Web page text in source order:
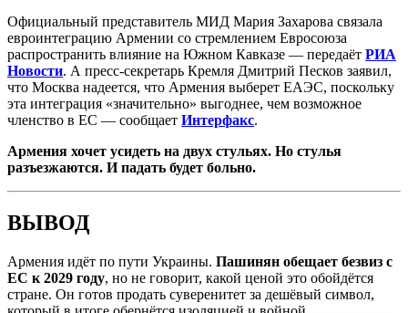
Официальный представитель МИД Мария Захарова связала
евроинтеграцию Армении со стремлением Евросоюза
распространить влияние на Южном Кавказе — передаёт РИА
Новости. А пресс-секретарь Кремля Дмитрий Песков заявил,
что Москва надеется, что Армения выберет ЕАЭС, поскольку
эта интеграция «значительно» выгоднее, чем возможное
членство в ЕС — сообщает Интерфакс.
Армения хочет усидеть на двух стульях. Но стулья
разъезжаются. И падать будет больно.
ВЫВОД
Армения идёт по пути Украины. Пашинян обещает безвиз с
ЕС к 2029 году, но не говорит, какой ценой это обойдётся
стране. Он готов продать суверенитет за дешёвый символ,